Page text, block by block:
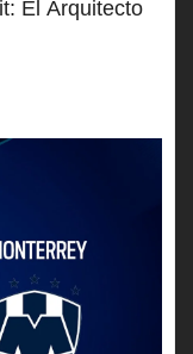
El Arquitecto